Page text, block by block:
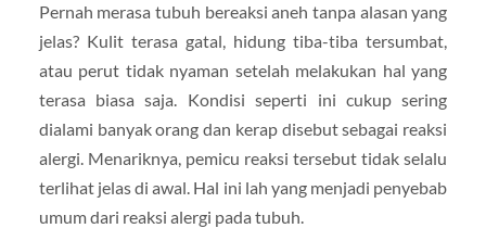
Pernah merasa tubuh bereaksi aneh tanpa alasan yang
jelas? Kulit terasa gatal, hidung tiba-tiba tersumbat,
atau perut tidak nyaman setelah melakukan hal yang
terasa biasa saja. Kondisi seperti ini cukup sering
dialami banyak orang dan kerap disebut sebagai reaksi
alergi. Menariknya, pemicu reaksi tersebut tidak selalu
terlihat jelas di awal. Hal ini lah yang menjadi penyebab
umum dari reaksi alergi pada tubuh.